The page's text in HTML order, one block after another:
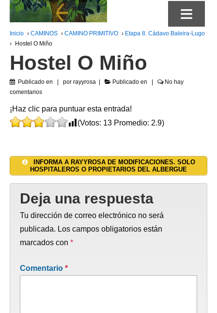
≡
Inicio › CAMINOS › CAMINO PRIMITIVO › Etapa 8. Cádavo Baleira-Lugo
›
Hostel O Miño
Hostel O Miño
Publicado en por rayyrosa Publicado en
No hay
comentarios
¡Haz clic para puntuar esta entrada!
(Votos: 13 Promedio: 2.9)
INFORMA A RAYYROSA DE MODIFICACIONES. SOLO
HOSPITALEROS O PROPIETARIOS DEL ALBERGUE
Deja una respuesta
Tu dirección de correo electrónico no será
publicada. Los campos obligatorios están
marcados con *
Comentario *